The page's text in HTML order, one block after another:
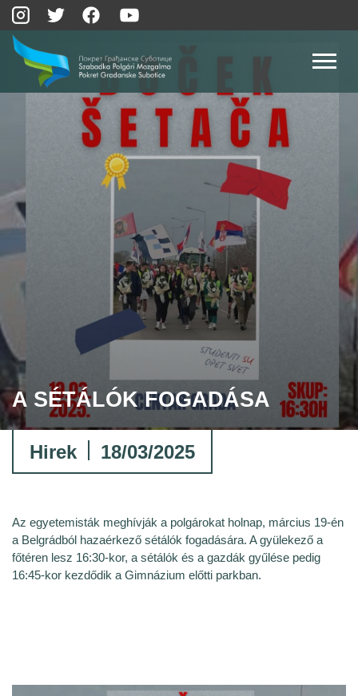
A SÉTÁLÓK FOGADÁSA
Hirek 18/03/2025
Az egyetemisták meghívják a polgárokat holnap, március 19-én
a Belgrádból hazaérkező sétálók fogadására. A gyülekező a
főtéren lesz 16:30-kor, a sétálók és a gazdák gyűlése pedig
16:45-kor kezdődik a Gimnázium előtti parkban.